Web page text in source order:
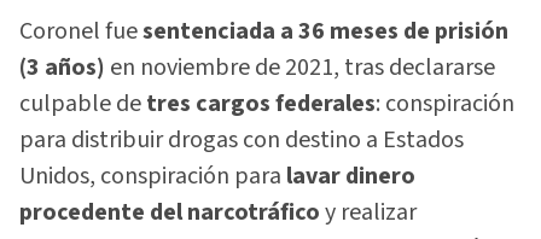
Coronel fuesentenciada a 36 meses de prisión
(3 años) en noviembre de 2021, tras declararse
culpable detres cargos federales: conspiración
para distribuir drogas con destino a Estados
Unidos, conspiración para lavar dinero
procedente del narcotráficoy realizar